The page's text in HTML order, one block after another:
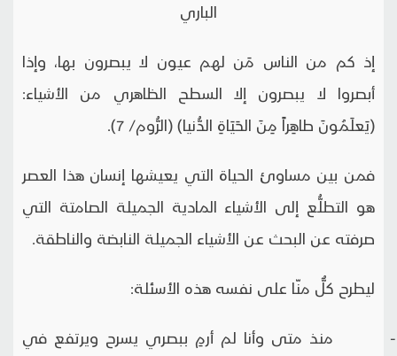
الباري
إذ كم من الناس مَن لهم عيون لا يبصرون بها، وإذا
أبصروا لا يبصرون إلا السطح الظاهري من الأشياء:
(يَعلَمُونَ طاهِراً مِنَ الحَيَاةِ الدُّنيا) (الرُّوم/ 7).
فمن بين مساوئ الحياة التي يعيشها إنسان هذا العصر
هو التطلُّع إلى الأشياء المادية الجميلة الصامتة التي
صرفته عن البحث عن الأشياء الجميلة النابضة والناطقة.
ليطرح كلٌّ منّا على نفسه هذه الأسئلة:
- منذ متى وأنا لم أرمِ ببصري يسرح ويرتفع في